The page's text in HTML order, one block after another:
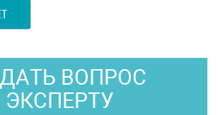
ВОПРОС
ЭКСПЕРТУ